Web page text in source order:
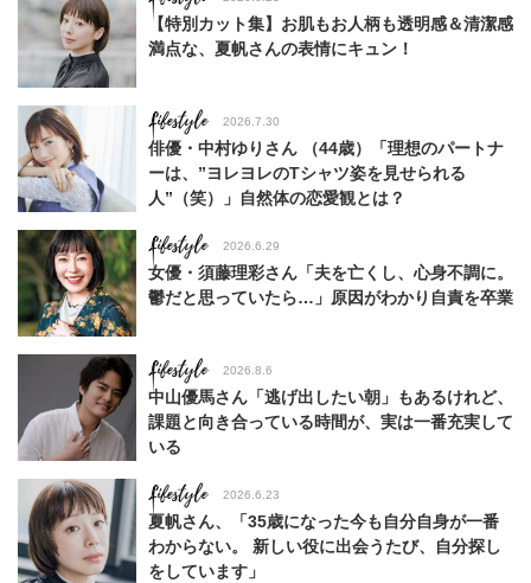
【特別カット集】お肌もお人柄も透明感＆清潔感
満点な、夏帆さんの表情にキュン！
Lifestyle 2026.7.30
俳優・中村ゆりさん （44歳）「理想のパートナ
ーは、”ヨレヨレのTシャツ姿を見せられる
人”（笑）」自然体の恋愛観とは？
Lifestyle 2026.6.29
女優・須藤理彩さん「夫を亡くし、心身不調に。
鬱だと思っていたら…」原因がわかり自責を卒業
Lifestyle 2026.8.6
中山優馬さん「逃げ出したい朝」もあるけれど、
課題と向き合っている時間が、実は一番充実して
いる
Lifestyle 2026.6.23
夏帆さん、「35歳になった今も自分自身が一番
わからない。 新しい役に出会うたび、自分探し
をしています」